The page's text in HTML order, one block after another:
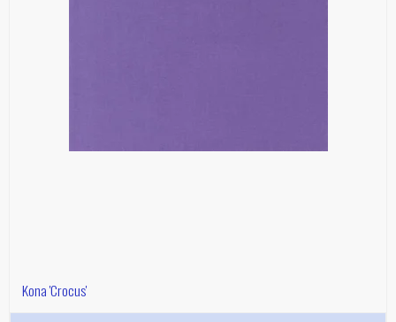
Kona 'Crocus'